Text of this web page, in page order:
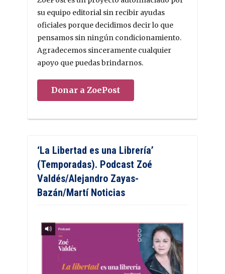
su equipo editorial sin recibir ayudas
oficiales porque decidimos decir lo que
pensamos sin ningún condicionamiento.
Agradecemos sinceramente cualquier
apoyo que puedas brindarnos.
Donar a ZoePost
‘La Libertad es una Librería’
(Temporadas). Podcast Zoé
Valdés/Alejandro Zayas-
Bazán/Martí Noticias